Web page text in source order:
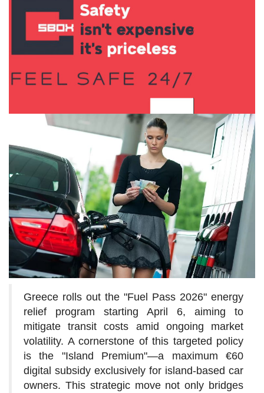
Greece rolls out the "Fuel Pass 2026" energy
relief program starting April 6, aiming to
mitigate transit costs amid ongoing market
volatility. A cornerstone of this targeted policy
is the "Island Premium"—a maximum €60
digital subsidy exclusively for island-based car
owners. This strategic move not only bridges